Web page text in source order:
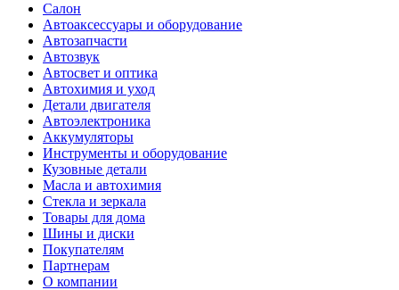
Салон
Автоаксессуары и оборудование
Автозапчасти
Автозвук
Автосвет и оптика
Автохимия и уход
Детали двигателя
Автоэлектроника
Аккумуляторы
Инструменты и оборудование
Кузовные детали
Масла и автохимия
Стекла и зеркала
Товары для дома
Шины и диски
Покупателям
Партнерам
О компании